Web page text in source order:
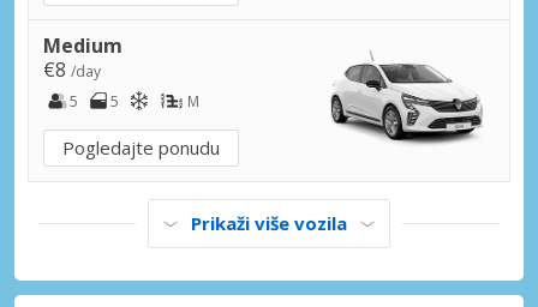
Medium
€8 /day
5
5 M
Pogledajte ponudu
Prikaži više vozila